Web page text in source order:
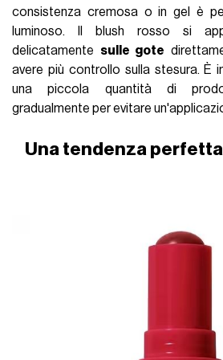
consistenza cremosa o in gel è
luminoso. Il blush rosso si
delicatamente sulle gote
avere più controllo sulla stesura. È
una piccola quantità di
gradualmente per evitare
Una tendenza